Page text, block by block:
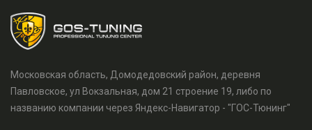
Московская область, Домодедовский район, деревня
Павловское, ул Вокзальная, дом 21 строение 19, либо по
названию компании через Яндекс-Навигатор - "ГОС-Тюнинг"